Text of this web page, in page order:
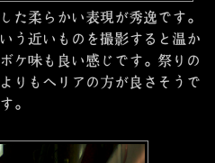
た柔らかい表現が秀逸です。
う近いものを撮影すると温か
ケ味も良い感じです。祭りの
りもヘリアの方が良さそうで
す。